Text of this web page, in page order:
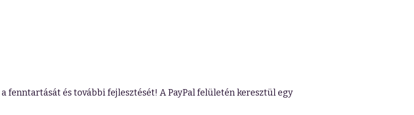
fenntartását és további fejlesztését! A PayPal felületén keresztül egy